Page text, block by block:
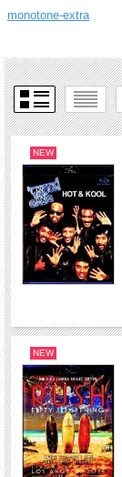
monotone-extra
NEW
NEW